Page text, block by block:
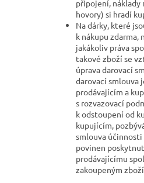
připojení, náklady
hovory) si hradí
Na dárky, které
k nákupu zdarma,
jakákoliv práva
takové zboží se
úprava darovací
darovací smlouva
prodávajícím a
s rozvazovací
k odstoupení od
kupujícím,
smlouva
povinen
prodávajícímu
zakoupeným